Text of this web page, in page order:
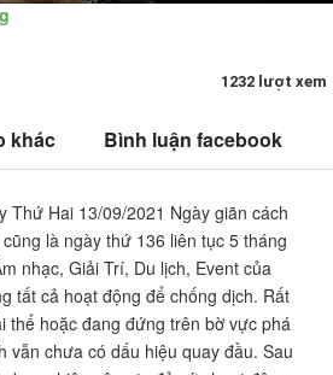
1232 lượt xem
khác Bình luận facebook
Thứ Hai 13/09/2021 Ngày giãn cách
là ngày thứ 136 liên tục 5 tháng
nhạc, Giải Trí, Du lịch, Event của
tất cả hoạt động để chống dịch. Rất
thể hoặc đang đứng trên bờ vực phá
vẫn chưa có dấu hiệu quay đầu. Sau